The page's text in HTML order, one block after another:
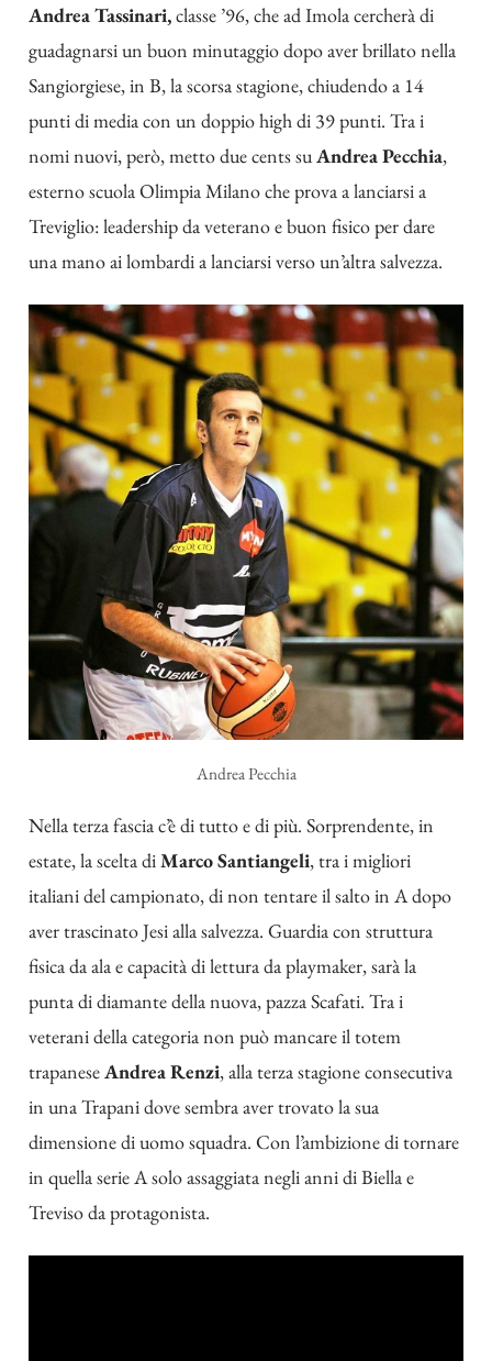
Andrea Tassinari,classe ’96, che ad Imola cercherà di
guadagnarsi un buon minutaggio dopo aver brillato nella
Sangiorgiese, in B, la scorsa stagione, chiudendo a 14
punti di media con un doppio high di 39 punti. Tra i
nomi nuovi, però, metto due cents suAndrea Pecchia,
esterno scuola Olimpia Milano che prova a lanciarsi a
Treviglio: leadership da veterano e buon fisico per dare
una mano ai lombardi a lanciarsi verso un’altra salvezza.
Andrea Pecchia
Nella terza fascia c’è di tutto e di più. Sorprendente, in
estate, la scelta diMarco Santiangeli, tra i migliori
italiani del campionato, di non tentare il salto in A dopo
aver trascinato Jesi alla salvezza. Guardia con struttura
fisica da ala e capacità di lettura da playmaker, sarà la
punta di diamante della nuova, pazza Scafati. Tra i
veterani della categoria non può mancare il totem
trapaneseAndrea Renzi, alla terza stagione consecutiva
in una Trapani dove sembra aver trovato la sua
dimensione di uomo squadra. Con l’ambizione di tornare
in quella serie A solo assaggiata negli anni di Biella e
Treviso da protagonista.